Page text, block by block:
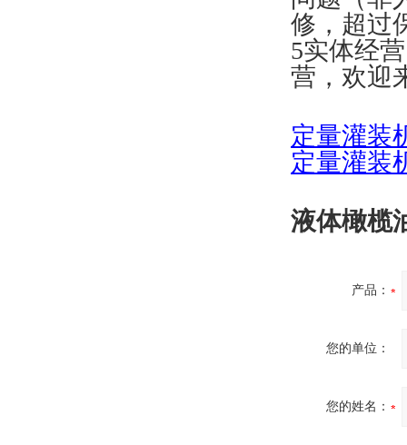
修，超过
5实体经
营，欢迎
定量灌装
定量灌装
液体橄榄
产品：
您的单位：
您的姓名：